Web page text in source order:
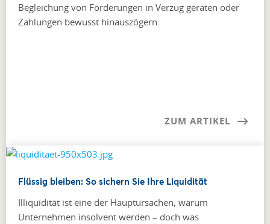
Begleichung von Forderungen in Verzug geraten oder
Zahlungen bewusst hinauszögern.
ZUM ARTIKEL
Flüssig bleiben: So sichern Sie Ihre Liquidität
Illiquidität ist eine der Hauptursachen, warum
Unternehmen insolvent werden – doch was